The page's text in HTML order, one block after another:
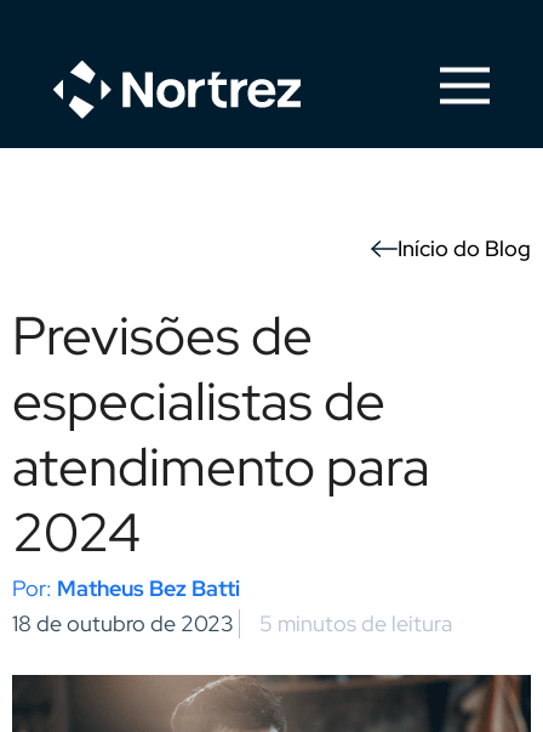
Início do Blog
Previsões de
especialistas de
atendimento para
2024
Matheus Bez Batti
18 de outubro de 2023
5 minutos de leitura